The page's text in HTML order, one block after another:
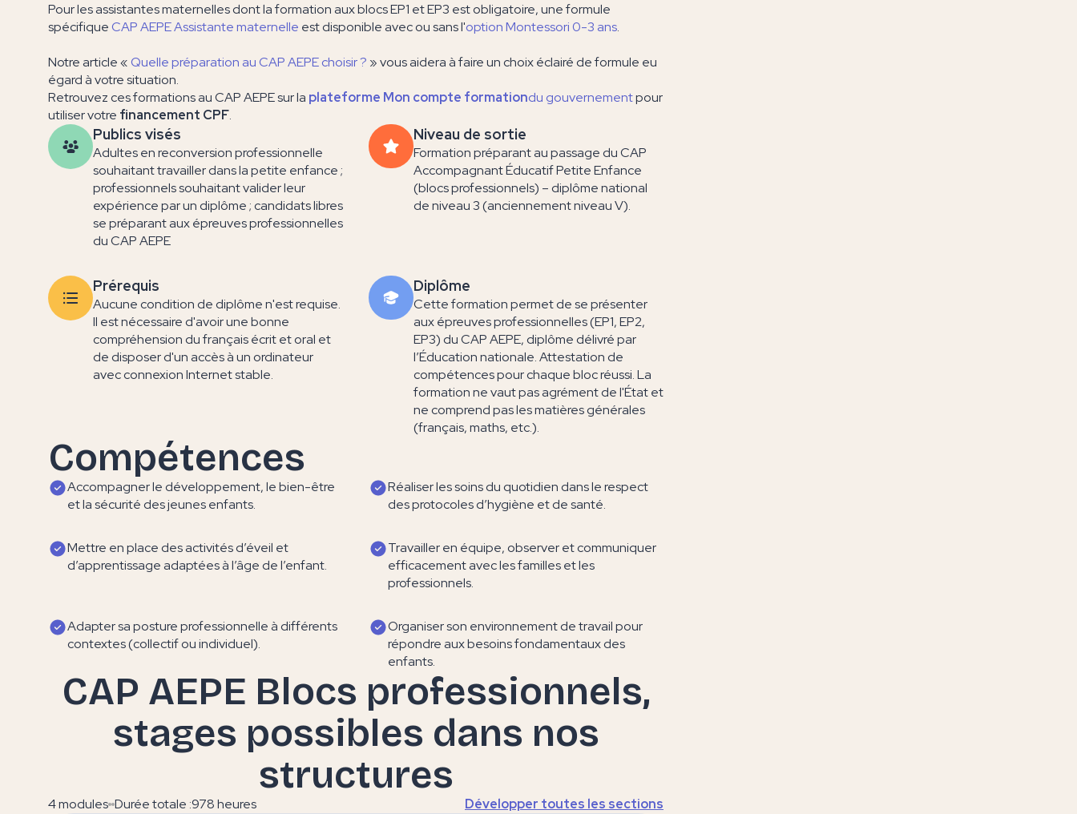
Pour les assistantes maternelles dont la formation aux blocs EP1 et EP3 est obligatoire, une formule
spécifiqueCAP AEPE Assistante maternelle est disponible avec ou sans l'option Montessori 0-3 ans.
Notre article «Quelle préparation au CAP AEPE choisir ? » vous aidera à faire un choix éclairé de formule eu
égard à votre situation.
Retrouvez ces formations au CAP AEPE sur la plateforme Mon compte formationdu gouvernementpour
utiliser votre financement CPF.
Publics visés
Adultes en reconversion professionnelle
souhaitant travailler dans la petite enfance ;
professionnels souhaitant valider leur
expérience par un diplôme ; candidats libres
se préparant aux épreuves professionnelles
du CAP AEPE
Niveau de sortie
Formation préparant au passage du CAP
Accompagnant Éducatif Petite Enfance
(blocs professionnels) – diplôme national
de niveau 3 (anciennement niveau V).
Prérequis
Aucune condition de diplôme n'est requise.
Il est nécessaire d'avoir une bonne
compréhension du français écrit et oral et
de disposer d'un accès à un ordinateur
avec connexion Internet stable.
Diplôme
Cette formation permet de se présenter
aux épreuves professionnelles (EP1, EP2,
EP3) du CAP AEPE, diplôme délivré par
l’Éducation nationale. Attestation de
compétences pour chaque bloc réussi. La
formation ne vaut pas agrément de l'État et
ne comprend pas les matières générales
(français, maths, etc.).
Compétences
Accompagner le développement, le bien-être
et la sécurité des jeunes enfants.
Réaliser les soins du quotidien dans le respect
des protocoles d’hygiène et de santé.
Mettre en place des activités d’éveil et
d’apprentissage adaptées à l’âge de l’enfant.
Travailler en équipe, observer et communiquer
efficacement avec les familles et les
professionnels.
Adapter sa posture professionnelle à différents
contextes (collectif ou individuel).
Organiser son environnement de travail pour
répondre aux besoins fondamentaux des
enfants.
CAP AEPE Blocs professionnels,
stages possibles dans nos
structures
4 modules Durée totale :978 heures
Développer toutes les sections